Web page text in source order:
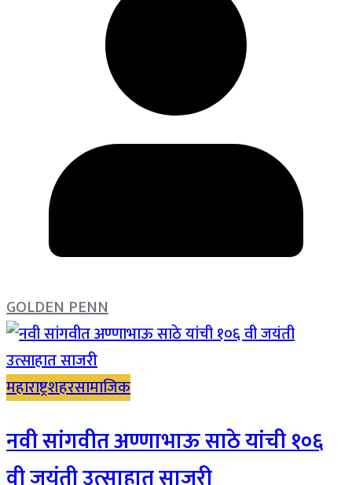
GOLDEN PENN
महाराष्ट्रशहरसामाजिक
नवी सांगवीत अण्णाभाऊ साठे यांची १०६